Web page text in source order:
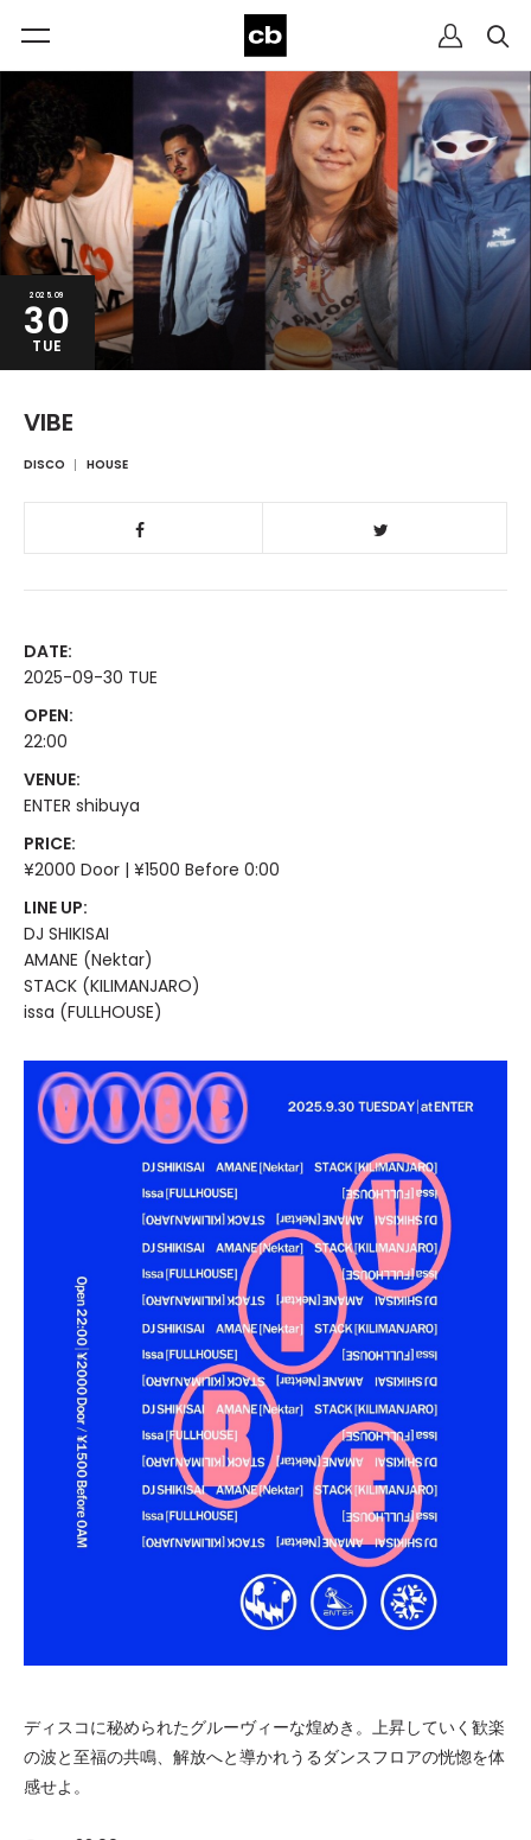
2025.09
30
TUE
VIBE
DISCO HOUSE
DATE:
2025-09-30 TUE
OPEN:
22:00
VENUE:
ENTER shibuya
PRICE:
¥2000 Door | ¥1500 Before 0:00
LINE UP:
DJ SHIKISAI
AMANE (Nektar)
STACK (KILIMANJARO)
issa (FULLHOUSE)
ディスコに秘められたグルーヴィーな煌めき。上昇していく歓楽
の波と至福の共鳴、解放へと導かれうるダンスフロアの恍惚を体
感せよ。